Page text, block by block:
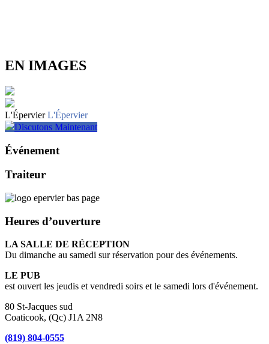
EN IMAGES
L'Épervier L'Épervier
Discutons Maintenant
Événement
Traiteur
Heures d’ouverture
LA SALLE DE RÉCEPTION
Du dimanche au samedi sur réservation pour des événements.
LE PUB
est ouvert les jeudis et vendredi soirs et le samedi lors d'événement.
80 St-Jacques sud
Coaticook, (Qc) J1A 2N8
(819) 804-0555